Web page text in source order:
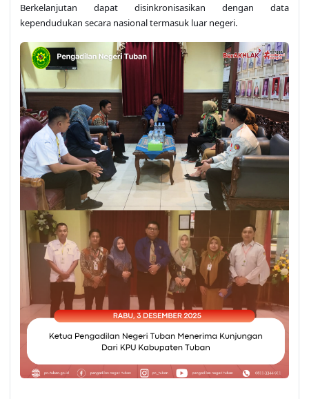
Berkelanjutan dapat disinkronisasikan dengan data
kependudukan secara nasional termasuk luar negeri.